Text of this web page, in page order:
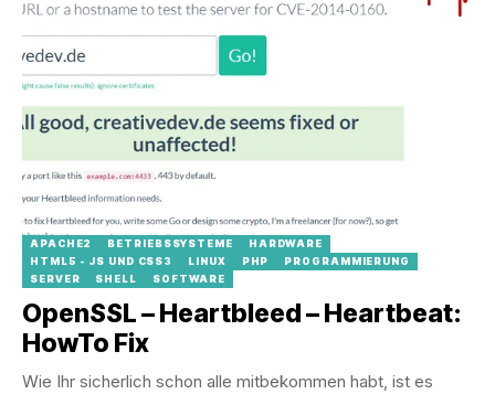
APACHE2 BETRIEBSSYSTEME
HARDWARE
HTML5 - JS UND CSS3
LINUX PHP
PROGRAMMIERUNG
SERVER
SHELL SOFTWARE
OpenSSL – Heartbleed – Heartbeat:
HowTo Fix
Wie Ihr sicherlich schon alle mitbekommen habt, ist es